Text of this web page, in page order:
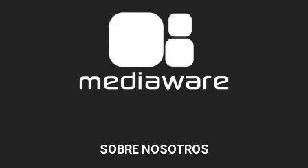
SOBRE NOSOTROS